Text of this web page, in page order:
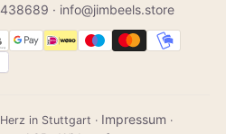
· info@jimbeels.store
in Stuttgart · Impressum ·